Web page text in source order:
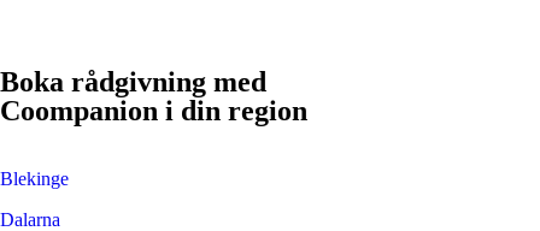
Boka rådgivning med
Coompanion i din region
Blekinge
Dalarna